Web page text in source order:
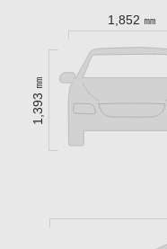
1,852 ㎜
1,393 ㎜